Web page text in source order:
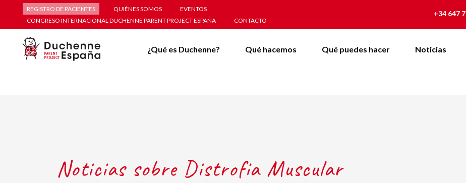
REGISTRO DE PACIENTES QUIÉNES SOMOS
EVENTOS
CONGRESO INTERNACIONAL DUCHENNE PARENT PROJECT ESPAÑA
CONTACTO
+34 647
¿Qué es Duchenne? Qué hacemos Qué puedes hacer Noticias
Noticias sobre Distrofia Muscular